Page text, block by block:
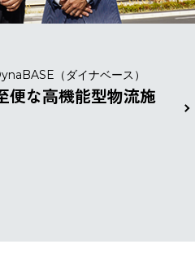
（ダイナベース）
便な高機能型物流施